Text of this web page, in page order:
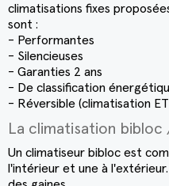
climatisations fixes
sont :
- Performantes
- Silencieuses
- Garanties 2 ans
- De classification
- Réversible (climatisation
La climatisation
Un climatiseur bibloc est
l'intérieur et une à